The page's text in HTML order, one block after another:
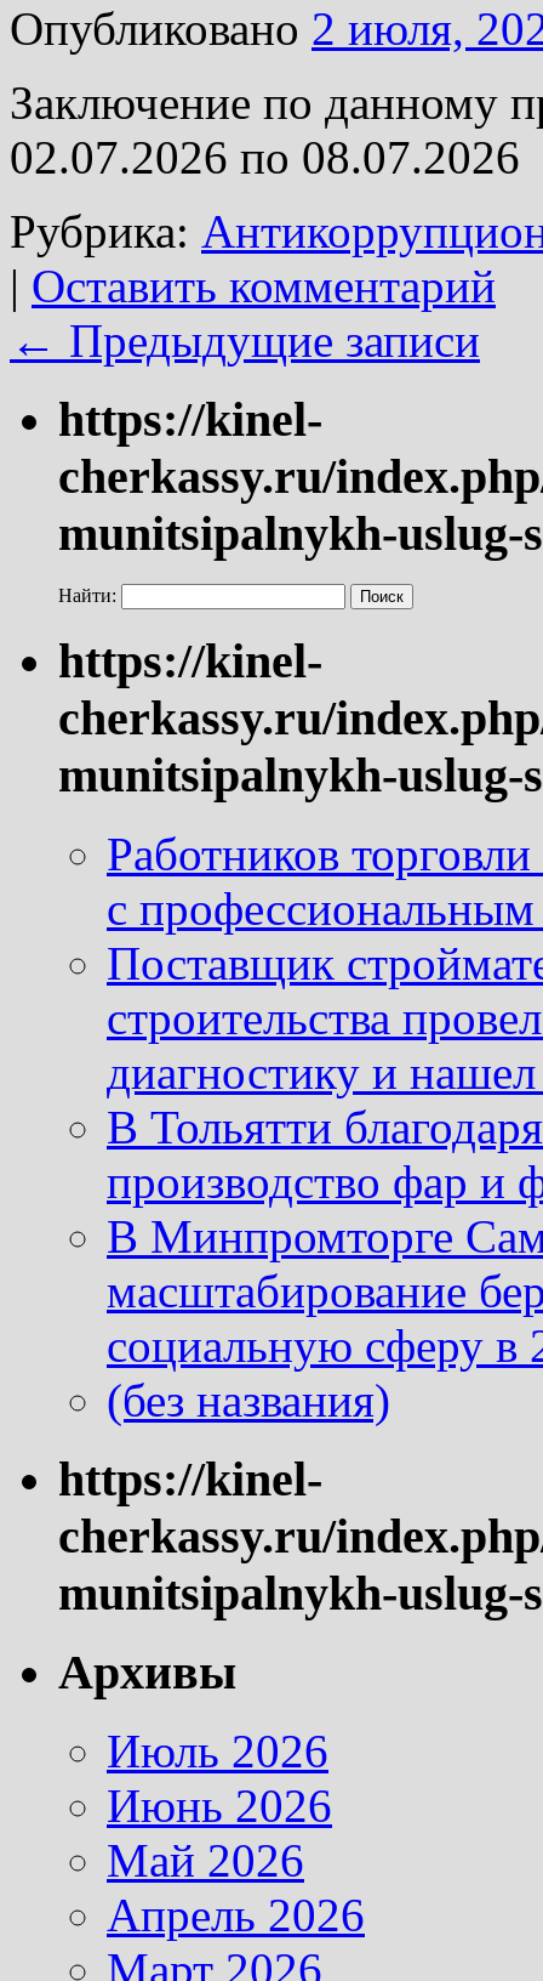
Опубликовано 2 июля,
Заключение по данному
02.07.2026 по 08.07.2026
Рубрика:
| Оставить комментарий
← Предыдущие записи
https://kinel-
cherkassy.ru/
munitsipalnykh-uslug-
Найти:
https://kinel-
cherkassy.ru/
munitsipalnykh-uslug-
Работников
с
Поставщик
строительства
диагностику и
В Тольятти
производство фар и
В Минпромторге
масштабирование
социальную сферу в
(без названия)
https://kinel-
cherkassy.ru/
munitsipalnykh-uslug-
Архивы
Июль 2026
Июнь 2026
Май 2026
Апрель 2026
Март 2026